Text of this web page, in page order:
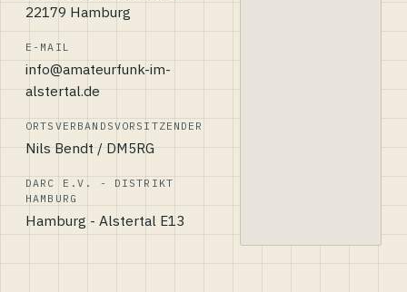
22179 Hamburg
E-MAIL
info@amateurfunk-im-
alstertal.de
ORTSVERBANDSVORSITZENDER
Nils Bendt / DM5RG
DARC E.V. - DISTRIKT
HAMBURG
Hamburg - Alstertal E13